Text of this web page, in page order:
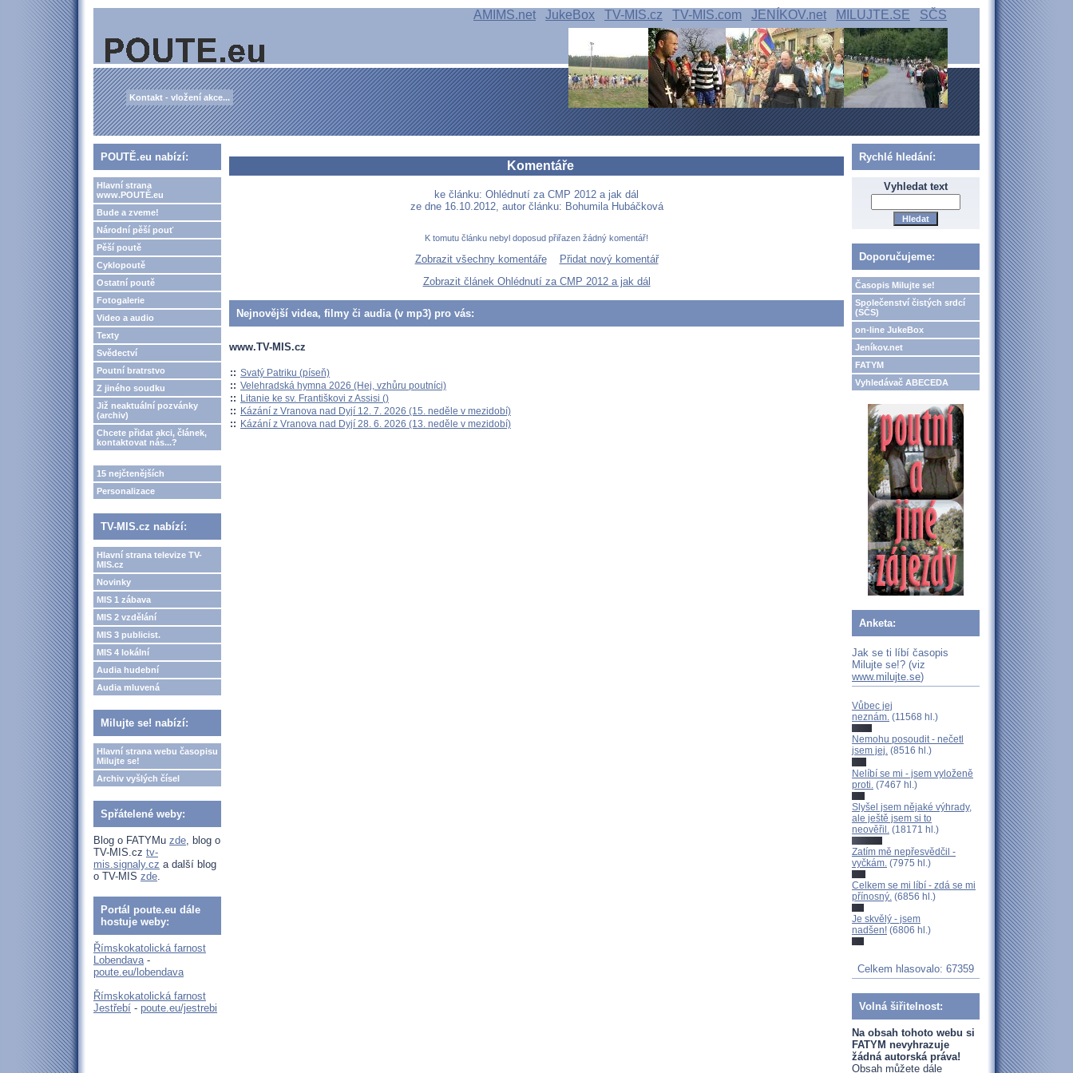
AMIMS.net JukeBox TV-MIS.cz TV-MIS.com JENÍKOV.net MILUJTE.SE SČS
Kontakt - vložení akce...
POUTĚ.eu nabízí:
Hlavní strana
www.POUTĚ.eu
Bude a zveme!
Národní pěší pouť
Pěší poutě
Cyklopoutě
Ostatní poutě
Fotogalerie
Video a audio
Texty
Svědectví
Poutní bratrstvo
Z jiného soudku
Již neaktuální pozvánky
(archiv)
Chcete přidat akci, článek,
kontaktovat nás...?
15 nejčtenějších
Personalizace
TV-MIS.cz nabízí:
Hlavní strana televize TV-
MIS.cz
Novinky
MIS 1 zábava
MIS 2 vzdělání
MIS 3 publicist.
MIS 4 lokální
Audia hudební
Audia mluvená
Milujte se! nabízí:
Hlavní strana webu časopisu
Milujte se!
Archiv vyšlých čísel
Spřátelené weby:
Blog o FATYMu zde, blog o
TV-MIS.cz tv-
mis.signaly.cz a další blog
o TV-MIS zde.
Portál poute.eu dále
hostuje weby:
Římskokatolická farnost
Lobendava-
poute.eu/lobendava
Římskokatolická farnost
Jestřebí - poute.eu/jestrebi
Komentáře
ke článku: Ohlédnutí za CMP 2012 a jak dál
ze dne 16.10.2012, autor článku: Bohumila Hubáčková
K tomutu článku nebyl doposud přiřazen žádný komentář!
Zobrazit všechny komentáře
Přidat nový komentář
Zobrazit článek Ohlédnutí za CMP 2012 a jak dál
Nejnovější videa, filmy či audia (v mp3) pro vás:
www.TV-MIS.cz
:: Svatý Patriku (píseň)
:: Velehradská hymna 2026 (Hej, vzhůru poutníci)
:: Litanie ke sv. Františkovi z Assisi ()
:: Kázání z Vranova nad Dyjí 12. 7. 2026 (15. neděle v mezidobí)
:: Kázání z Vranova nad Dyjí 28. 6. 2026 (13. neděle v mezidobí)
Rychlé hledání:
Vyhledat text
Doporučujeme:
Časopis Milujte se!
Společenství čistých srdcí
(SČS)
on-line JukeBox
Jeníkov.net
FATYM
Vyhledávač ABECEDA
Anketa:
Jak se ti líbí časopis
Milujte se!? (viz
www.milujte.se)
Vůbec jej
neznám. (11568 hl.)
Nemohu posoudit - nečetl
jsem jej. (8516 hl.)
Nelíbí se mi - jsem vyloženě
proti. (7467 hl.)
Slyšel jsem nějaké výhrady,
ale ještě jsem si to
neověřil. (18171 hl.)
Zatím mě nepřesvědčil -
vyčkám. (7975 hl.)
Celkem se mi líbí - zdá se mi
přínosný. (6856 hl.)
Je skvělý - jsem
nadšen! (6806 hl.)
Celkem hlasovalo: 67359
Volná šiřitelnost:
Na obsah tohoto webu si
FATYM nevyhrazuje
žádná autorská práva!
Obsah můžete dále